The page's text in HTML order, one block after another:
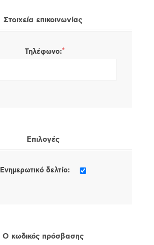
Στοιχεία επικοινωνίας
Τηλέφωνο:*
Επιλογές
Ενημερωτικό δελτίο:
Ο κωδικός πρόσβασης